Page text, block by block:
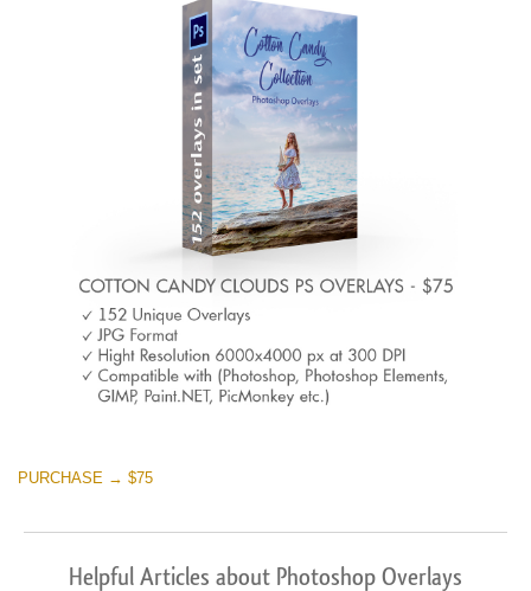
PURCHASE → $75
Helpful Articles about Photoshop Overlays